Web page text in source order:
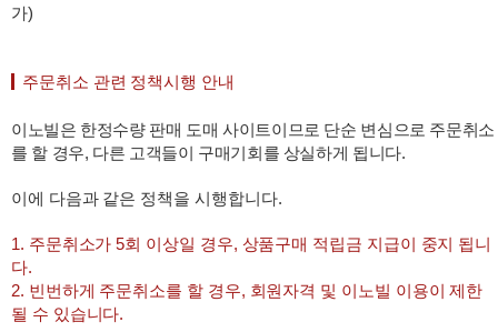
가)
주문취소 관련 정책시행 안내
이노빌은 한정수량 판매 도매 사이트이므로 단순 변심으로 주문취소
를 할 경우, 다른 고객들이 구매기회를 상실하게 됩니다.
이에 다음과 같은 정책을 시행합니다.
1. 주문취소가 5회 이상일 경우, 상품구매 적립금 지급이 중지 됩니
다.
2. 빈번하게 주문취소를 할 경우, 회원자격 및 이노빌 이용이 제한
될 수 있습니다.